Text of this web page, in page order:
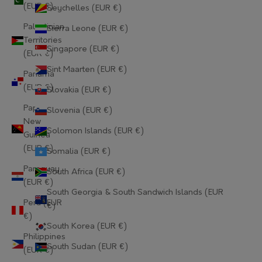
(EUR €)
Palestinian
Territories
(EUR €)
Panama
(EUR €)
Papua
New
Guinea
(EUR €)
Paraguay
(EUR €)
Peru (EUR
€)
Philippines
(EUR €)
Seychelles (EUR €)
Sierra Leone (EUR €)
Singapore (EUR €)
Sint Maarten (EUR €)
Slovakia (EUR €)
Slovenia (EUR €)
Solomon Islands (EUR €)
Somalia (EUR €)
South Africa (EUR €)
South Georgia & South Sandwich Islands (EUR
€)
South Korea (EUR €)
South Sudan (EUR €)
Gabon (EUR €)
Gambia (EUR €)
Georgia (EUR €)
Germany (EUR €)
Gibraltar (EUR €)
Greece (EUR €)
Greenland (EUR €)
Grenada (EUR €)
Guadeloupe (EUR €)
Guatemala (EUR €)